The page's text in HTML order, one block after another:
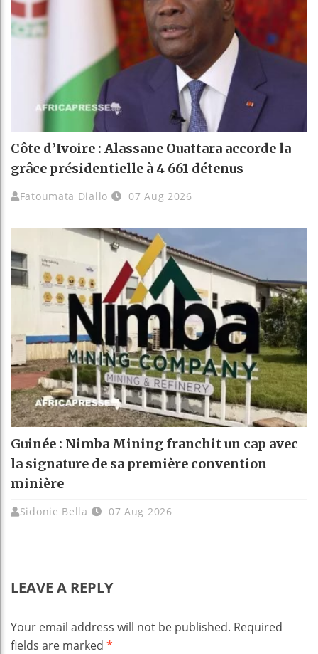
Côte d’Ivoire : Alassane Ouattara accorde la
grâce présidentielle à 4 661 détenus
Fatoumata Diallo 07 Aug 2026
Guinée : Nimba Mining franchit un cap avec
la signature de sa première convention
minière
Sidonie Bella 07 Aug 2026
LEAVE A REPLY
Your email address will not be published. Required
fields are marked *